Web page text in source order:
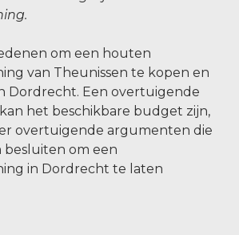
om een houten
van Theunissen te kopen en
Dordrecht. Een overtuigende
het beschikbare budget zijn,
overtuigende argumenten die
om een
in Dordrecht te laten